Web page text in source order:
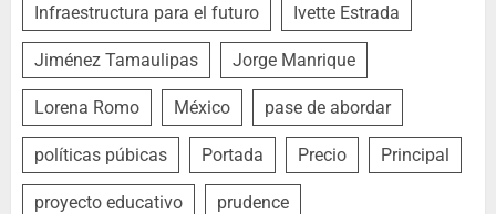
Infraestructura para el futuro Ivette Estrada
Jiménez Tamaulipas Jorge Manrique
Lorena Romo México pase de abordar
políticas púbicas Portada Precio Principal
proyecto educativo prudence